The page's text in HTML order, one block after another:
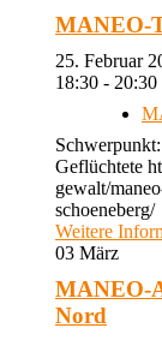
MANEO-
25. Februar
18:30 - 20:30
Geflüchtete
gewalt/
schoeneberg/
Weitere
03 März
MANEO-
Nord